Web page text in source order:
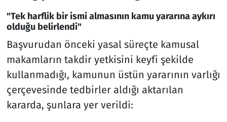
"Tek harflik bir ismi almasının kamu yararına aykırı
olduğu belirlendi"
Başvurudan önceki yasal süreçte kamusal
makamların takdir yetkisini keyfi şekilde
kullanmadığı, kamunun üstün yararının varlığı
çerçevesinde tedbirler aldığı aktarılan
kararda, şunlara yer verildi: